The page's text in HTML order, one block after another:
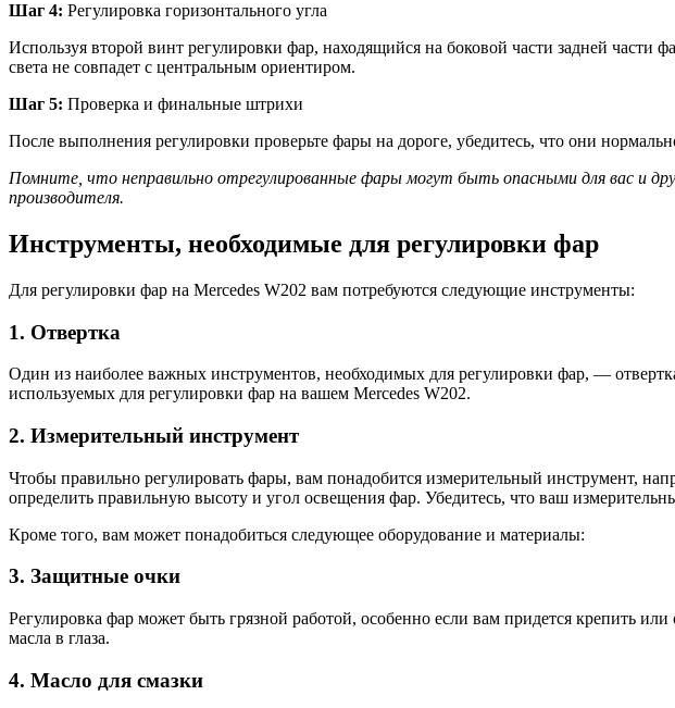
Шаг 4: Регулировка горизонтального угла
Используя второй винт регулировки фар, находящийся на боковой части задней
света не совпадет с центральным ориентиром.
Шаг 5: Проверка и финальные штрихи
После выполнения регулировки проверьте фары на дороге, убедитесь, что они
Помните, что неправильно отрегулированные фары могут быть опасными для вас и
производителя.
Инструменты, необходимые для регулировки фар
Для регулировки фар на Mercedes W202 вам потребуются следующие инструменты:
1. Отвертка
Один из наиболее важных инструментов, необходимых для регулировки фар, —
используемых для регулировки фар на вашем Mercedes W202.
2. Измерительный инструмент
Чтобы правильно регулировать фары, вам понадобится измерительный инструмент,
определить правильную высоту и угол освещения фар. Убедитесь, что ваш
Кроме того, вам может понадобиться следующее оборудование и материалы:
3. Защитные очки
Регулировка фар может быть грязной работой, особенно если вам придется крепить
масла в глаза.
4. Масло для смазки